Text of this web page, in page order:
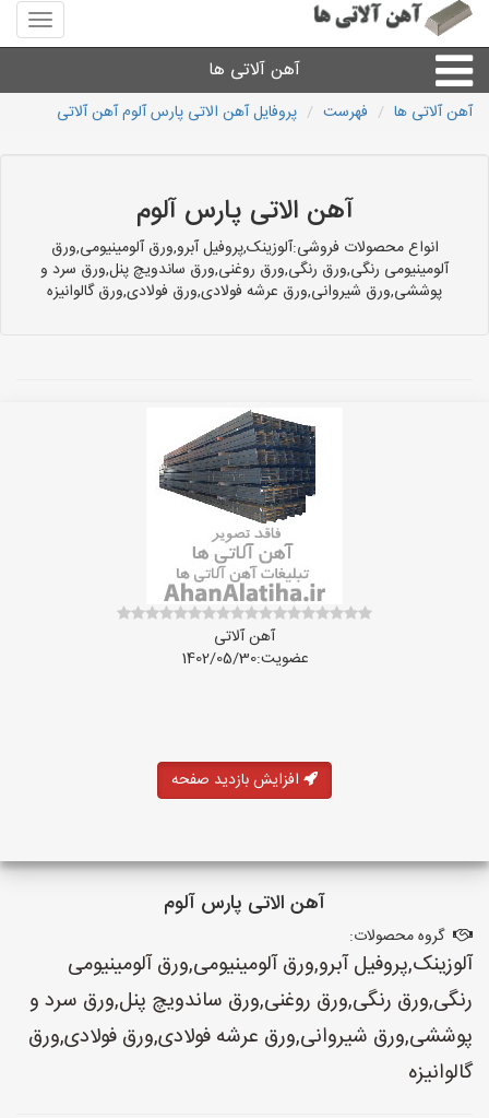
منوی
سایت
آلاتی
آهن آلاتی ها
ورق
لوله و اتصالات
آهن آلاتی ها فهرست پروفایل آهن الاتی پارس آلوم آهن آلاتی
آهن الاتی پارس آلوم
انواع محصولات فروشی:آلوزینک,پروفیل آبرو,ورق آلومینیومی,ورق
آلومینیومی رنگی,ورق رنگی,ورق روغنی,ورق ساندویچ پنل,ورق سرد و
پوششی,ورق شیروانی,ورق عرشه فولادی,ورق فولادی,ورق گالوانیزه
آهن آلاتی
عضویت:1402/05/30
افزایش بازدید صفحه
آهن الاتی پارس آلوم
گروه محصولات:
آلوزینک,پروفیل آبرو,ورق آلومینیومی,ورق آلومینیومی
رنگی,ورق رنگی,ورق روغنی,ورق ساندویچ پنل,ورق سرد و
پوششی,ورق شیروانی,ورق عرشه فولادی,ورق فولادی,ورق
گالوانیزه